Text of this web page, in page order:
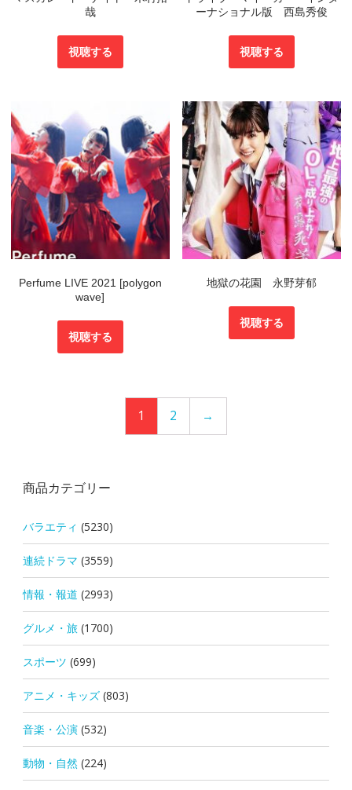
哉
視聴する
ーナショナル版 西島秀俊
視聴する
Perfume LIVE 2021 [polygon
wave]
視聴する
地獄の花園 永野芽郁
視聴する
1 2 →
商品カテゴリー
バラエティ (5230)
連続ドラマ (3559)
情報・報道 (2993)
グルメ・旅 (1700)
スポーツ (699)
アニメ・キッズ (803)
音楽・公演 (532)
動物・自然 (224)